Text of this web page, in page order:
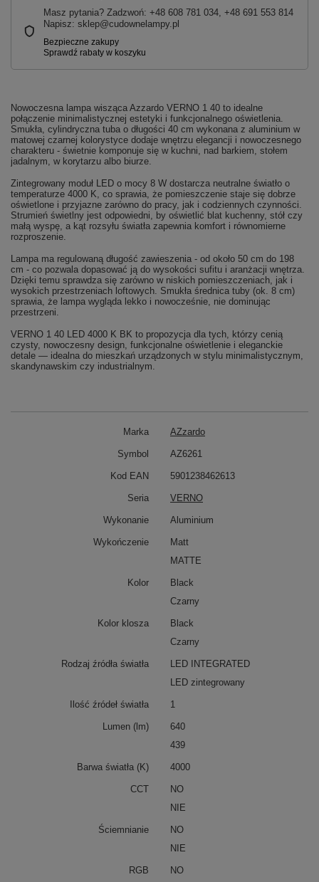
Masz pytania? Zadzwoń: +48 608 781 034, +48 691 553 814
Napisz: sklep@cudownelampy.pl
Nowoczesna lampa wisząca Azzardo VERNO 1 40 to idealne
połączenie minimalistycznej estetyki i funkcjonalnego oświetlenia.
Smukła, cylindryczna tuba o długości 40 cm wykonana z aluminium w
matowej czarnej kolorystyce dodaje wnętrzu elegancji i nowoczesnego
charakteru - świetnie komponuje się w kuchni, nad barkiem, stołem
jadalnym, w korytarzu albo biurze.
Zintegrowany moduł LED o mocy 8 W dostarcza neutralne światło o
temperaturze 4000 K, co sprawia, że pomieszczenie staje się dobrze
oświetlone i przyjazne zarówno do pracy, jak i codziennych czynności.
Strumień świetlny jest odpowiedni, by oświetlić blat kuchenny, stół czy
małą wyspę, a kąt rozsyłu światła zapewnia komfort i równomierne
rozproszenie.
Lampa ma regulowaną długość zawieszenia - od około 50 cm do 198
cm - co pozwala dopasować ją do wysokości sufitu i aranżacji wnętrza.
Dzięki temu sprawdza się zarówno w niskich pomieszczeniach, jak i
wysokich przestrzeniach loftowych. Smukła średnica tuby (ok. 8 cm)
sprawia, że lampa wygląda lekko i nowocześnie, nie dominując
przestrzeni.
VERNO 1 40 LED 4000 K BK to propozycja dla tych, którzy cenią
czysty, nowoczesny design, funkcjonalne oświetlenie i eleganckie
detale — idealna do mieszkań urządzonych w stylu minimalistycznym,
skandynawskim czy industrialnym.
Marka AZzardo
Symbol AZ6261
Kod EAN 5901238462613
Seria VERNO
Wykonanie Aluminium
Wykończenie
Matt
MATTE
Kolor
Black
Czarny
Kolor klosza
Black
Czarny
Rodzaj źródła światła
LED INTEGRATED
LED zintegrowany
Ilość źródeł światła 1
Lumen (lm)
640
439
Barwa światła (K) 4000
CCT
NO
NIE
Ściemnianie
NO
NIE
RGB NO